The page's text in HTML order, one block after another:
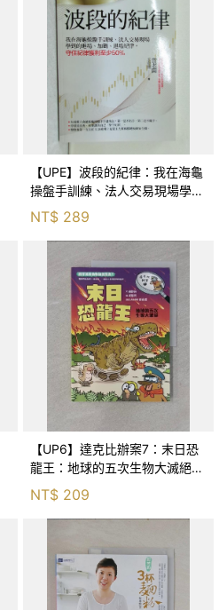
【UPE】波段的紀律：我在海龜
操盤手訓練、法人交易現場學到
的進場、加碼、退場紀律，守住
紀律獲利至少50％_雷老闆
NT$ 289
【UP6】達克比辦案7：末日恐
龍王：地球的五次生物大滅絕_
胡妙芬
NT$ 209